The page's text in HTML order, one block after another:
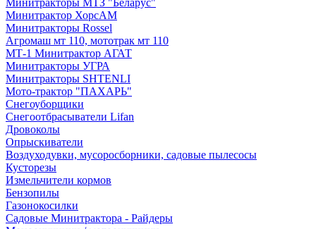
Минитракторы МТЗ "Беларус"
Минитрактор ХорсАМ
Минитракторы Rossel
Агромаш мт 110, мототрак мт 110
МТ-1 Минитрактор АГАТ
Минитракторы УГРА
Минитракторы SHTENLI
Мото-трактор "ПАХАРЬ"
Снегоуборщики
Снегоотбрасыватели Lifan
Дровоколы
Опрыскиватели
Воздуходувки, мусоросборники, cадовые пылесосы
Кусторезы
Измельчители кормов
Бензопилы
Газонокосилки
Садовые Минитрактора - Райдеры